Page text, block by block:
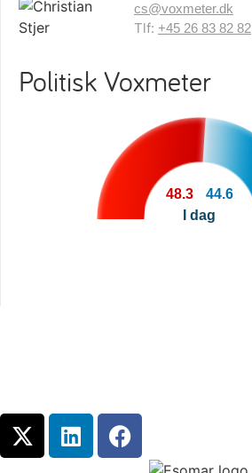
cs@voxmeter.dk
Tlf: +45 26 83 82 82
Politisk Voxmeter
48.3
44.6
I dag